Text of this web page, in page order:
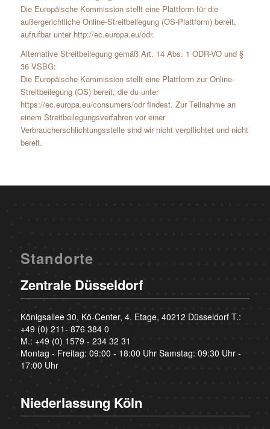
Die Europäische Kommission stellt eine Plattform für die
außergerichtliche Online-Streitbeilegung (OS-Plattform) bereit,
aufrufbar unter http://ec.europa.eu/odr.
Alternative Streitbeilegung gemäß Art. 14 Abs. 1 ODR-VO und §
36 VSBG:
Die Europäische Kommission stellt eine Plattform zur Online-
Streitbeilegung (OS) bereit, die du unter
https://ec.europa.eu/consumers/odr findest. Zur Teilnahme an
einem Streitbeilegungsverfahren vor einer
Verbraucherschlichtungsstelle sind wir nicht verpflichtet und nicht
bereit.
Standorte
Zentrale Düsseldorf
Königsallee 30, Kö-Center, 4. Etage, 40212 Düsseldorf T.:
+49 (0) 211- 876 384 0
M.: +49 (0) 1579 - 234 32 31
Montag - Freitag: 09:00 - 18:00 Uhr Samstag: 09:30 Uhr -
17:00 Uhr
Niederlassung Köln